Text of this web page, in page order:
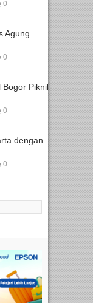
0
Agung
0
Piknik
0
dengan
0